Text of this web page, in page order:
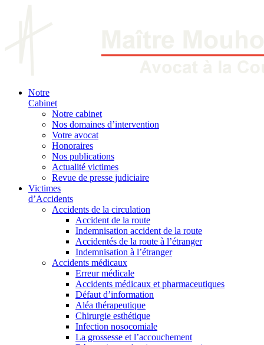
Notre
Cabinet
Notre cabinet
Nos domaines d’intervention
Votre avocat
Honoraires
Nos publications
Actualité victimes
Revue de presse judiciaire
Victimes
d’Accidents
Accidents de la circulation
Accident de la route
Indemnisation accident de la route
Accidentés de la route à l’étranger
Indemnisation à l’étranger
Accidents médicaux
Erreur médicale
Accidents médicaux et pharmaceutiques
Défaut d’information
Aléa thérapeutique
Chirurgie esthétique
Infection nosocomiale
La grossesse et l’accouchement